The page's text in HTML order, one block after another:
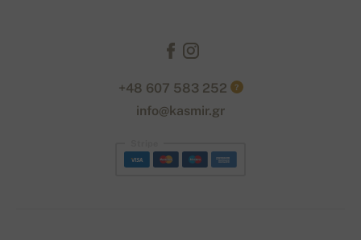
+48 607 583 252 ?
info@kasmir.gr